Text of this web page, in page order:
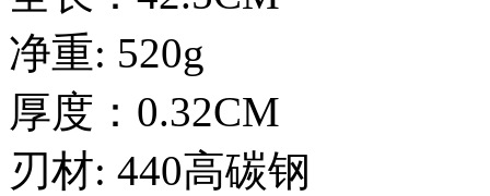
净重: 520g
厚度：0.32CM
刃材: 440高碳钢